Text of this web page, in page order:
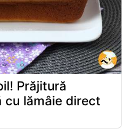
Prăjitură
cu lămâie direct